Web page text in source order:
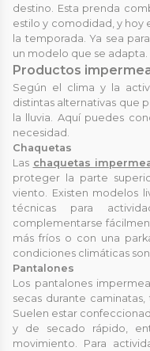
destino. Esta prenda
estilo y comodidad, y hoy
la temporada. Ya sea
un modelo que se adapta.
Productos
Según el clima y la
distintas alternativas que
la lluvia. Aquí puedes
necesidad.
Chaquetas
Las chaquetas
proteger la parte
viento. Existen modelos
técnicas para
complementarse
más fríos o con una
condiciones climáticas
Pantalones
Los pantalones
secas durante
Suelen estar
y de secado rápido,
movimiento. Para